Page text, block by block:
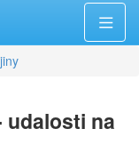
udalosti na